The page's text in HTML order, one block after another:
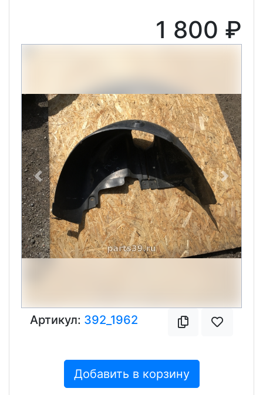
1 800 ₽
Previous Next
Артикул: 392_1962
Добавить в корзину